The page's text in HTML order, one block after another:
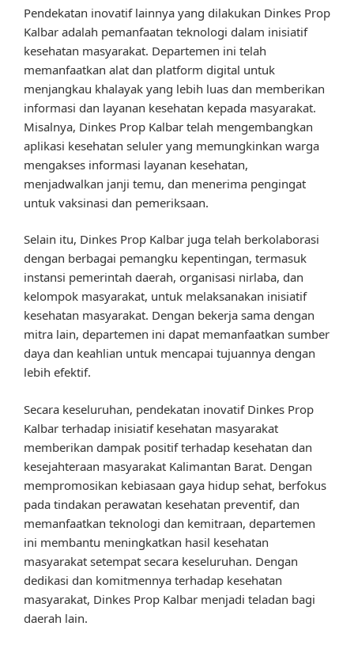
Pendekatan inovatif lainnya yang dilakukan Dinkes Prop
Kalbar adalah pemanfaatan teknologi dalam inisiatif
kesehatan masyarakat. Departemen ini telah
memanfaatkan alat dan platform digital untuk
menjangkau khalayak yang lebih luas dan memberikan
informasi dan layanan kesehatan kepada masyarakat.
Misalnya, Dinkes Prop Kalbar telah mengembangkan
aplikasi kesehatan seluler yang memungkinkan warga
mengakses informasi layanan kesehatan,
menjadwalkan janji temu, dan menerima pengingat
untuk vaksinasi dan pemeriksaan.
Selain itu, Dinkes Prop Kalbar juga telah berkolaborasi
dengan berbagai pemangku kepentingan, termasuk
instansi pemerintah daerah, organisasi nirlaba, dan
kelompok masyarakat, untuk melaksanakan inisiatif
kesehatan masyarakat. Dengan bekerja sama dengan
mitra lain, departemen ini dapat memanfaatkan sumber
daya dan keahlian untuk mencapai tujuannya dengan
lebih efektif.
Secara keseluruhan, pendekatan inovatif Dinkes Prop
Kalbar terhadap inisiatif kesehatan masyarakat
memberikan dampak positif terhadap kesehatan dan
kesejahteraan masyarakat Kalimantan Barat. Dengan
mempromosikan kebiasaan gaya hidup sehat, berfokus
pada tindakan perawatan kesehatan preventif, dan
memanfaatkan teknologi dan kemitraan, departemen
ini membantu meningkatkan hasil kesehatan
masyarakat setempat secara keseluruhan. Dengan
dedikasi dan komitmennya terhadap kesehatan
masyarakat, Dinkes Prop Kalbar menjadi teladan bagi
daerah lain.